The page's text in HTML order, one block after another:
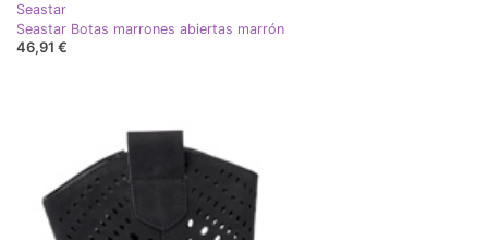
Seastar
Seastar Botas marrones abiertas marrón
46,91 €